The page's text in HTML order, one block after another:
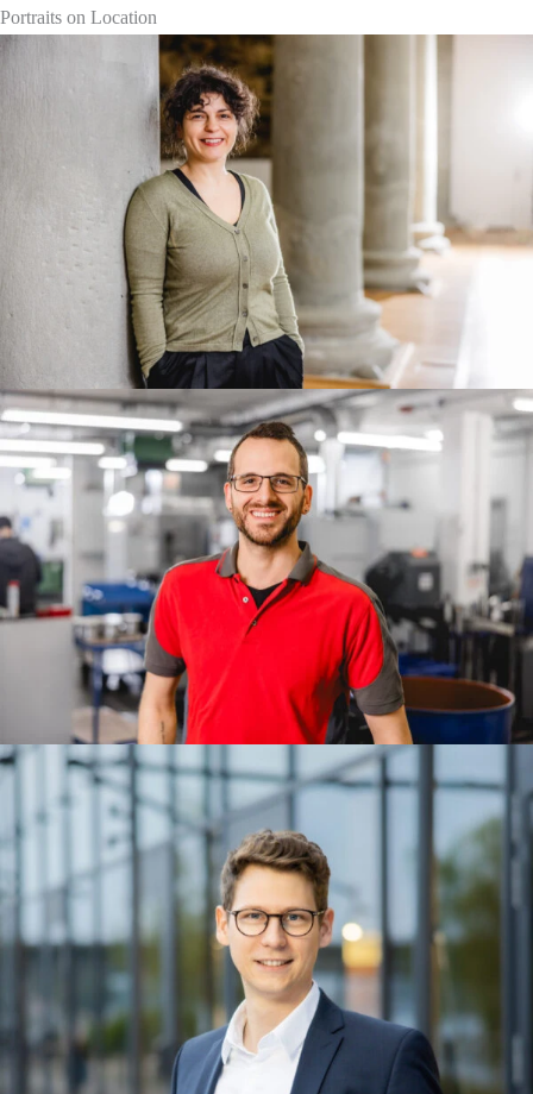
Portraits on Location